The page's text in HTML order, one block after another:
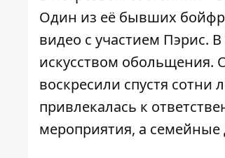
Один из её бывших
видео с участием Пэрис.
искусством обольщения.
воскресили спустя сотни
привлекалась к
мероприятия, а семейные